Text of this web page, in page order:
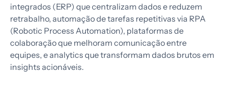
integrados (ERP) que centralizam dados e reduzem
retrabalho, automação de tarefas repetitivas via RPA
(Robotic Process Automation), plataformas de
colaboração que melhoram comunicação entre
equipes, e analytics que transformam dados brutos em
insights acionáveis.